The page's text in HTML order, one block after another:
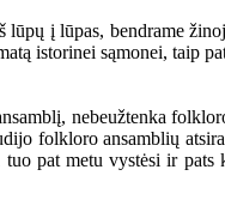
į lūpas, bendrame
istorinei sąmonei, taip
nebeužtenka
folkloro ansamblių
pat metu vystėsi ir